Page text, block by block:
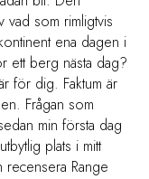
som rimligtvis
ena dagen i
ett berg nästa dag?
för dig. Faktum är
Frågan som
min första dag
plats i mitt
recensera Range